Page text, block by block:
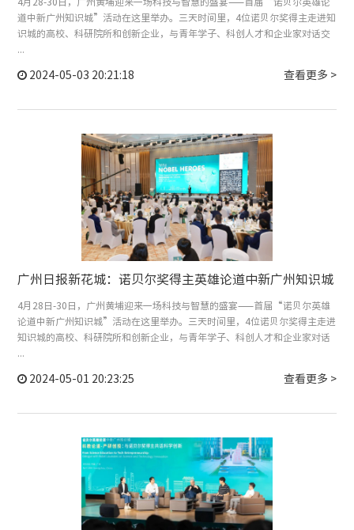
道中新广州知识城”活动在这里举办。三天时间里，4位诺贝尔奖得主走进知
识城的高校、科研院所和创新企业，与青年学子、科创人才和企业家对话交
查看更多 >
2024-05-03 20:21:18
广州日报新花城：诺贝尔奖得主英雄论道中新广州知识城
4月28日-30日，广州黄埔迎来一场科技与智慧的盛宴——首届“诺贝尔英雄
论道中新广州知识城”活动在这里举办。三天时间里，4位诺贝尔奖得主走进
知识城的高校、科研院所和创新企业，与青年学子、科创人才和企业家对话
...
查看更多 >
2024-05-01 20:23:25